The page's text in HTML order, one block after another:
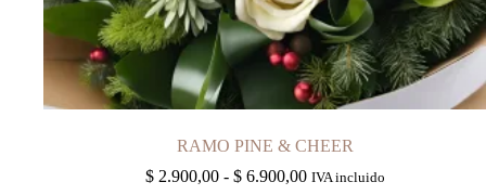
RAMO PINE & CHEER
$2.900,00 - $6.900,00Rango
IVA incluido